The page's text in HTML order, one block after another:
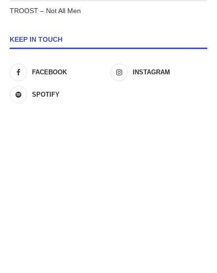
TROOST – Not All Men
KEEP IN TOUCH
FACEBOOK INSTAGRAM
SPOTIFY